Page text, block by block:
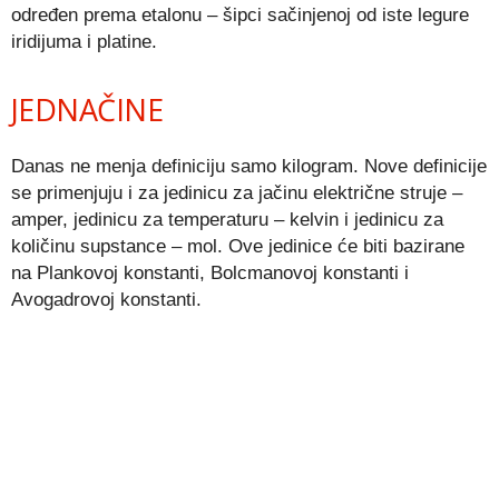
određen prema etalonu – šipci sačinjenoj od iste legure
iridijuma i platine.
JEDNAČINE
Danas ne menja definiciju samo kilogram. Nove definicije
se primenjuju i za jedinicu za jačinu električne struje –
amper, jedinicu za temperaturu – kelvin i jedinicu za
količinu supstance – mol. Ove jedinice će biti bazirane
na Plankovoj konstanti, Bolcmanovoj konstanti i
Avogadrovoj konstanti.